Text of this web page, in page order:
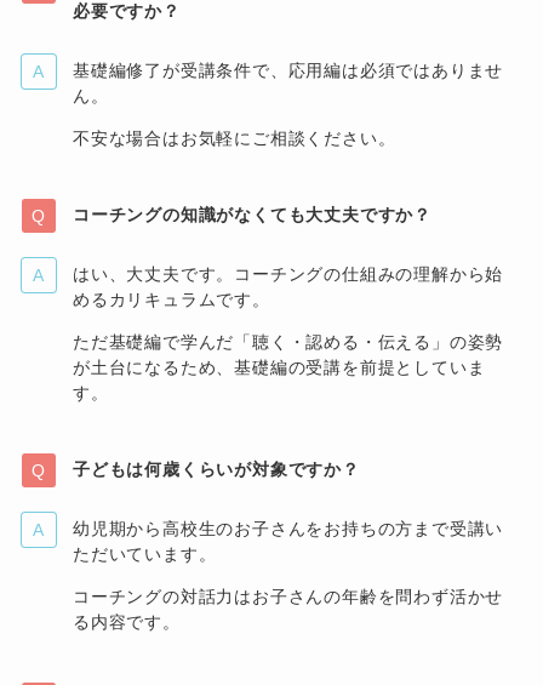
必要ですか？
基礎編修了が受講条件で、応用編は必須ではありませ
ん。
不安な場合はお気軽にご相談ください。
コーチングの知識がなくても大丈夫ですか？
はい、大丈夫です。コーチングの仕組みの理解から始
めるカリキュラムです。
ただ基礎編で学んだ「聴く・認める・伝える」の姿勢
が土台になるため、基礎編の受講を前提としていま
す。
子どもは何歳くらいが対象ですか？
幼児期から高校生のお子さんをお持ちの方まで受講い
ただいています。
コーチングの対話力はお子さんの年齢を問わず活かせ
る内容です。